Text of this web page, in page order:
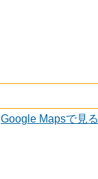
Google Mapsで見る